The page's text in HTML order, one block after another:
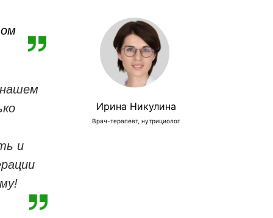
Ирина Никулина
Врач-терапевт, нутрициолог
нашем
и